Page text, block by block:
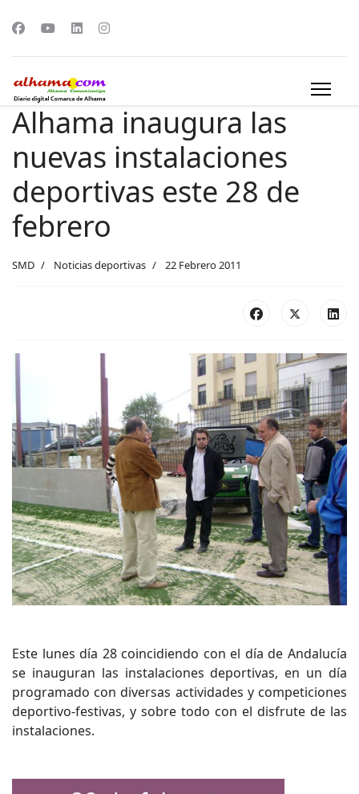
Alhama inaugura las
nuevas instalaciones
deportivas este 28 de
febrero
SMD Noticias deportivas 22 Febrero 2011
Este lunes día 28 coincidiendo con el día de Andalucía
se inauguran las instalaciones deportivas, en un día
programado con diversas actividades y competiciones
deportivo-festivas, y sobre todo con el disfrute de las
instalaciones.